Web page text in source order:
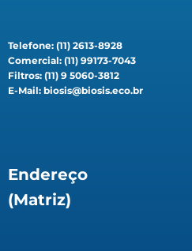
Telefone: (11) 2613-8928
Comercial: (11) 99173-7043
Filtros: (11) 9 5060-3812
E-Mail: biosis@biosis.eco.br
Endereço
(Matriz)